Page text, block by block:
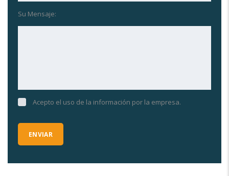
Su Mensaje:
Acepto el uso de la información por la empresa.